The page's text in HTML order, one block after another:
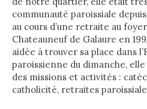
communauté paroissiale
au cours d’une retraite au
Chateauneuf de Galaure en
aidée à trouver sa place dans
paroissienne du dimanche, elle
des missions et activités :
catholicité, retraites